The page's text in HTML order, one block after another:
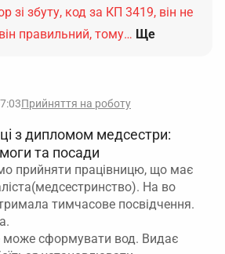
зі збуту, код за КП 3419, він не
правильний, тому… Ще
Прийняття на роботу
з дипломом медсестри:
та посади
прийняти працівницю, що має
На во
тимчасове посвідчення.
може сформувати вод. Видає